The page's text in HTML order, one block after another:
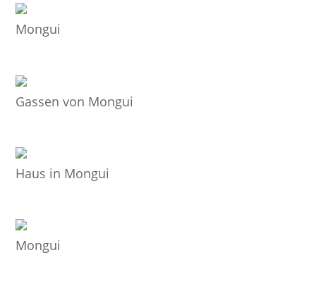
Mongui
Gassen von Mongui
Haus in Mongui
Mongui